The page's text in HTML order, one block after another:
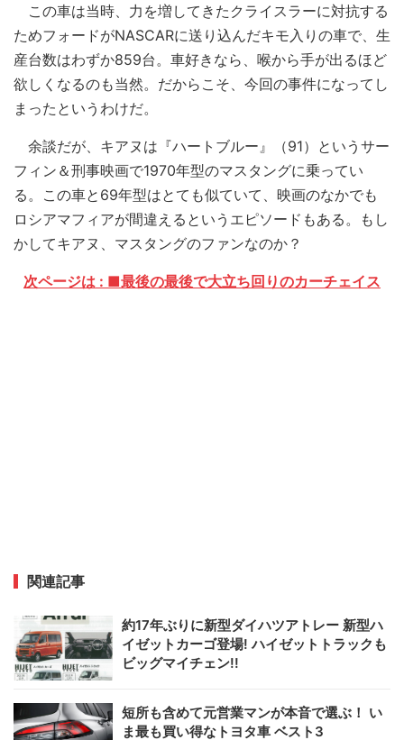
この車は当時、力を増してきたクライスラーに対抗する
ためフォードがNASCARに送り込んだキモ入りの車で、生
産台数はわずか859台。車好きなら、喉から手が出るほど
欲しくなるのも当然。だからこそ、今回の事件になってし
まったというわけだ。
余談だが、キアヌは『ハートブルー』（91）というサー
フィン＆刑事映画で1970年型のマスタングに乗ってい
る。この車と69年型はとても似ていて、映画のなかでも
ロシアマフィアが間違えるというエピソードもある。もし
かしてキアヌ、マスタングのファンなのか？
次ページは : ■最後の最後で大立ち回りのカーチェイス
関連記事
約17年ぶりに新型ダイハツアトレー 新型ハ
イゼットカーゴ登場! ハイゼットトラックも
ビッグマイチェン!!
短所も含めて元営業マンが本音で選ぶ！ い
ま最も買い得なトヨタ車 ベスト3